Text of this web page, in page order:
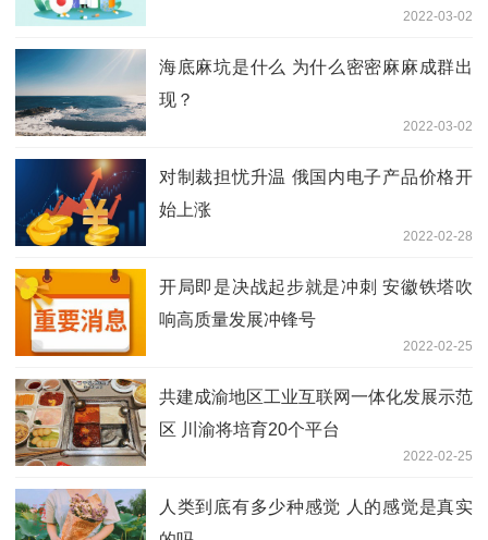
2022-03-02
海底麻坑是什么 为什么密密麻麻成群出
现？
2022-03-02
对制裁担忧升温 俄国内电子产品价格开
始上涨
2022-02-28
开局即是决战起步就是冲刺 安徽铁塔吹
响高质量发展冲锋号
2022-02-25
共建成渝地区工业互联网一体化发展示范
区 川渝将培育20个平台
2022-02-25
人类到底有多少种感觉 人的感觉是真实